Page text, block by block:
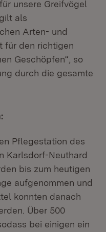
unsere Greifvögel
als
Arten- und
für den richtigen
Geschöpfen“, so
durch die gesamte
Pflegestation des
Karlsdorf-Neuthard
bis zum heutigen
aufgenommen und
konnten danach
Über 500
bei einigen ein